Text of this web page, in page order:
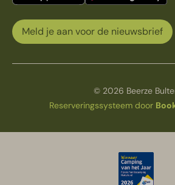
Meld je aan voor de nieuwsbrief
© 2026 Beerze
Reserveringssysteem door